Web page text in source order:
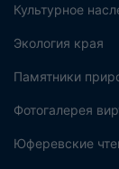
Культурное
Экология края
Памятники
Фотогалерея
Юферевские